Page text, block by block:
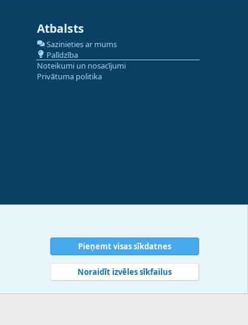
Atbalsts
Sazinieties ar mums
Palīdzība
Noteikumi un nosacījumi
Privātuma politika
Pieņemt visas sīkdatnes
Noraidīt izvēles sīkfailus